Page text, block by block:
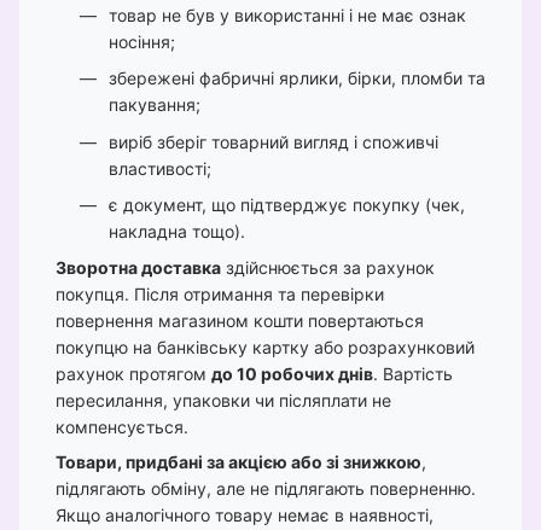
товар не був у використанні і не має ознак
носіння;
збережені фабричні ярлики, бірки, пломби та
пакування;
виріб зберіг товарний вигляд і споживчі
властивості;
є документ, що підтверджує покупку (чек,
накладна тощо).
Зворотна доставка здійснюється за рахунок
покупця. Після отримання та перевірки
повернення магазином кошти повертаються
покупцю на банківську картку або розрахунковий
рахунок протягом до 10 робочих днів. Вартість
пересилання, упаковки чи післяплати не
компенсується.
Товари, придбані за акцією або зі знижкою,
підлягають обміну, але не підлягають поверненню.
Якщо аналогічного товару немає в наявності,